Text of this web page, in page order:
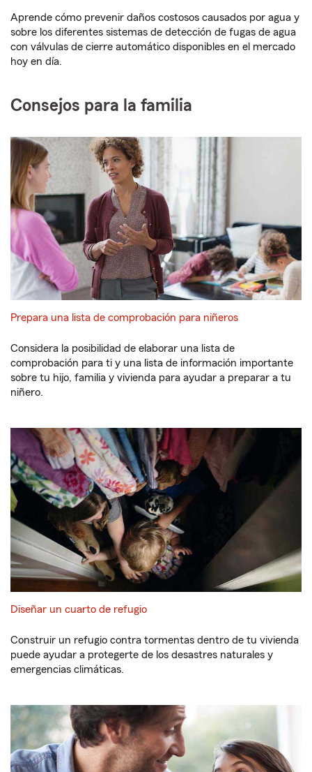
Aprende cómo prevenir daños costosos causados por agua y
sobre los diferentes sistemas de detección de fugas de agua
con válvulas de cierre automático disponibles en el mercado
hoy en día.
Consejos para la familia
Prepara una lista de comprobación para niñeros
Considera la posibilidad de elaborar una lista de
comprobación para ti y una lista de información importante
sobre tu hijo, familia y vivienda para ayudar a preparar a tu
niñero.
Diseñar un cuarto de refugio
Construir un refugio contra tormentas dentro de tu vivienda
puede ayudar a protegerte de los desastres naturales y
emergencias climáticas.